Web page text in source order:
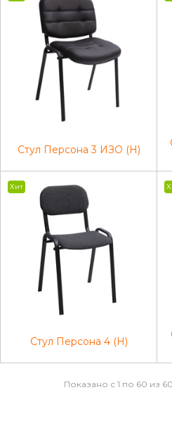
Стул Персона 3 ИЗО (Н)
Хит
Стул Персона 4 (Н)
Показано с 1 по 60 из